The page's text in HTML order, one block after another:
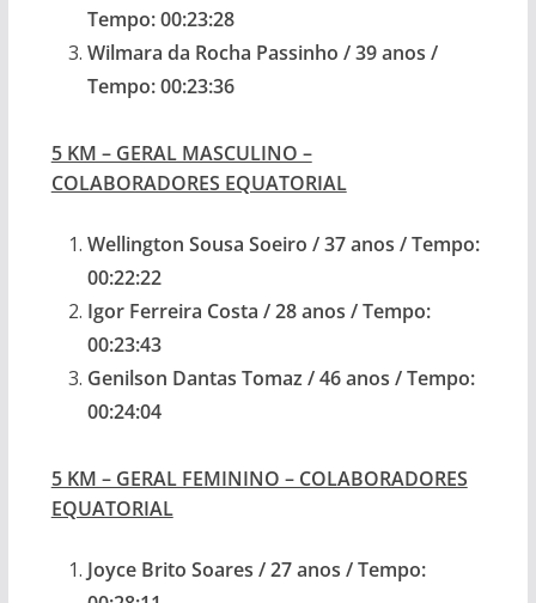
Tempo: 00:23:28
Wilmara da Rocha Passinho / 39 anos /
Tempo: 00:23:36
5 KM – GERAL MASCULINO –
COLABORADORES EQUATORIAL
Wellington Sousa Soeiro / 37 anos / Tempo:
00:22:22
Igor Ferreira Costa / 28 anos / Tempo:
00:23:43
Genilson Dantas Tomaz / 46 anos / Tempo:
00:24:04
5 KM – GERAL FEMININO – COLABORADORES
EQUATORIAL
Joyce Brito Soares / 27 anos / Tempo: